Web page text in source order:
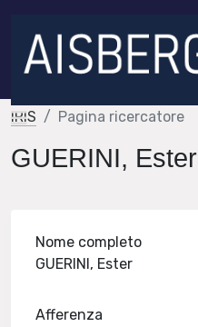
IRIS Pagina ricercatore
GUERINI, Ester
Nome completo
GUERINI, Ester
Afferenza